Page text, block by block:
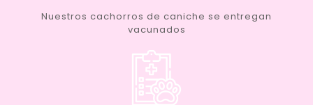
Nuestros cachorros de caniche se entregan
vacunados